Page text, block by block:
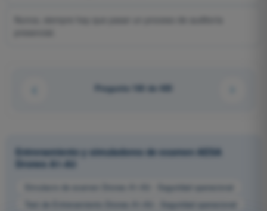
Pregunta 160 de 485
Entrenamiento y simuladores de examen AESA
Drones A1-A3
Simulacro de examen Drones A1-A3 - Seguridad operacional
Test de Entrenamiento Drones A1-A3 - Seguridad operacional